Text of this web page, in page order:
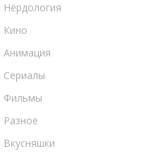
Нёрдология
Кино
Анимация
Сериалы
Фильмы
Разное
Вкусняшки